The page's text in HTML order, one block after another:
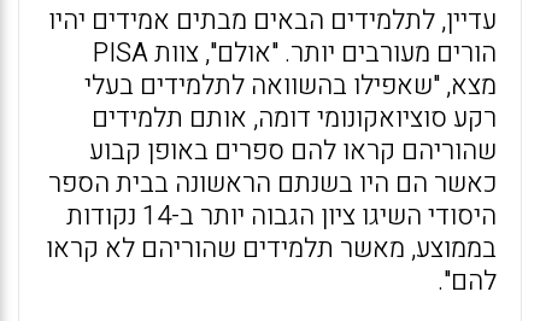
עדיין, לתלמידים הבאים מבתים אמידים יהיו
הורים מעורבים יותר. "אולם", צוות PISA
מצא, "שאפילו בהשוואה לתלמידים בעלי
רקע סוציואקונומי דומה, אותם תלמידים
שהוריהם קראו להם ספרים באופן קבוע
כאשר הם היו בשנתם הראשונה בבית הספר
היסודי השיגו ציון הגבוה יותר ב-14 נקודות
בממוצע, מאשר תלמידים שהוריהם לא קראו
להם".